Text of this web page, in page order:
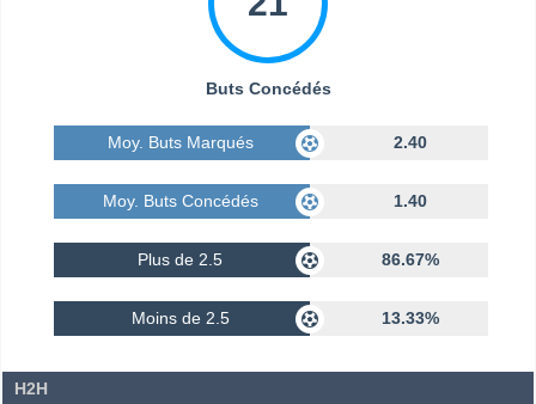
Buts Concédés
Moy. Buts Marqués 2.40
Moy. Buts Concédés 1.40
Plus de 2.5 86.67%
Moins de 2.5 13.33%
H2H